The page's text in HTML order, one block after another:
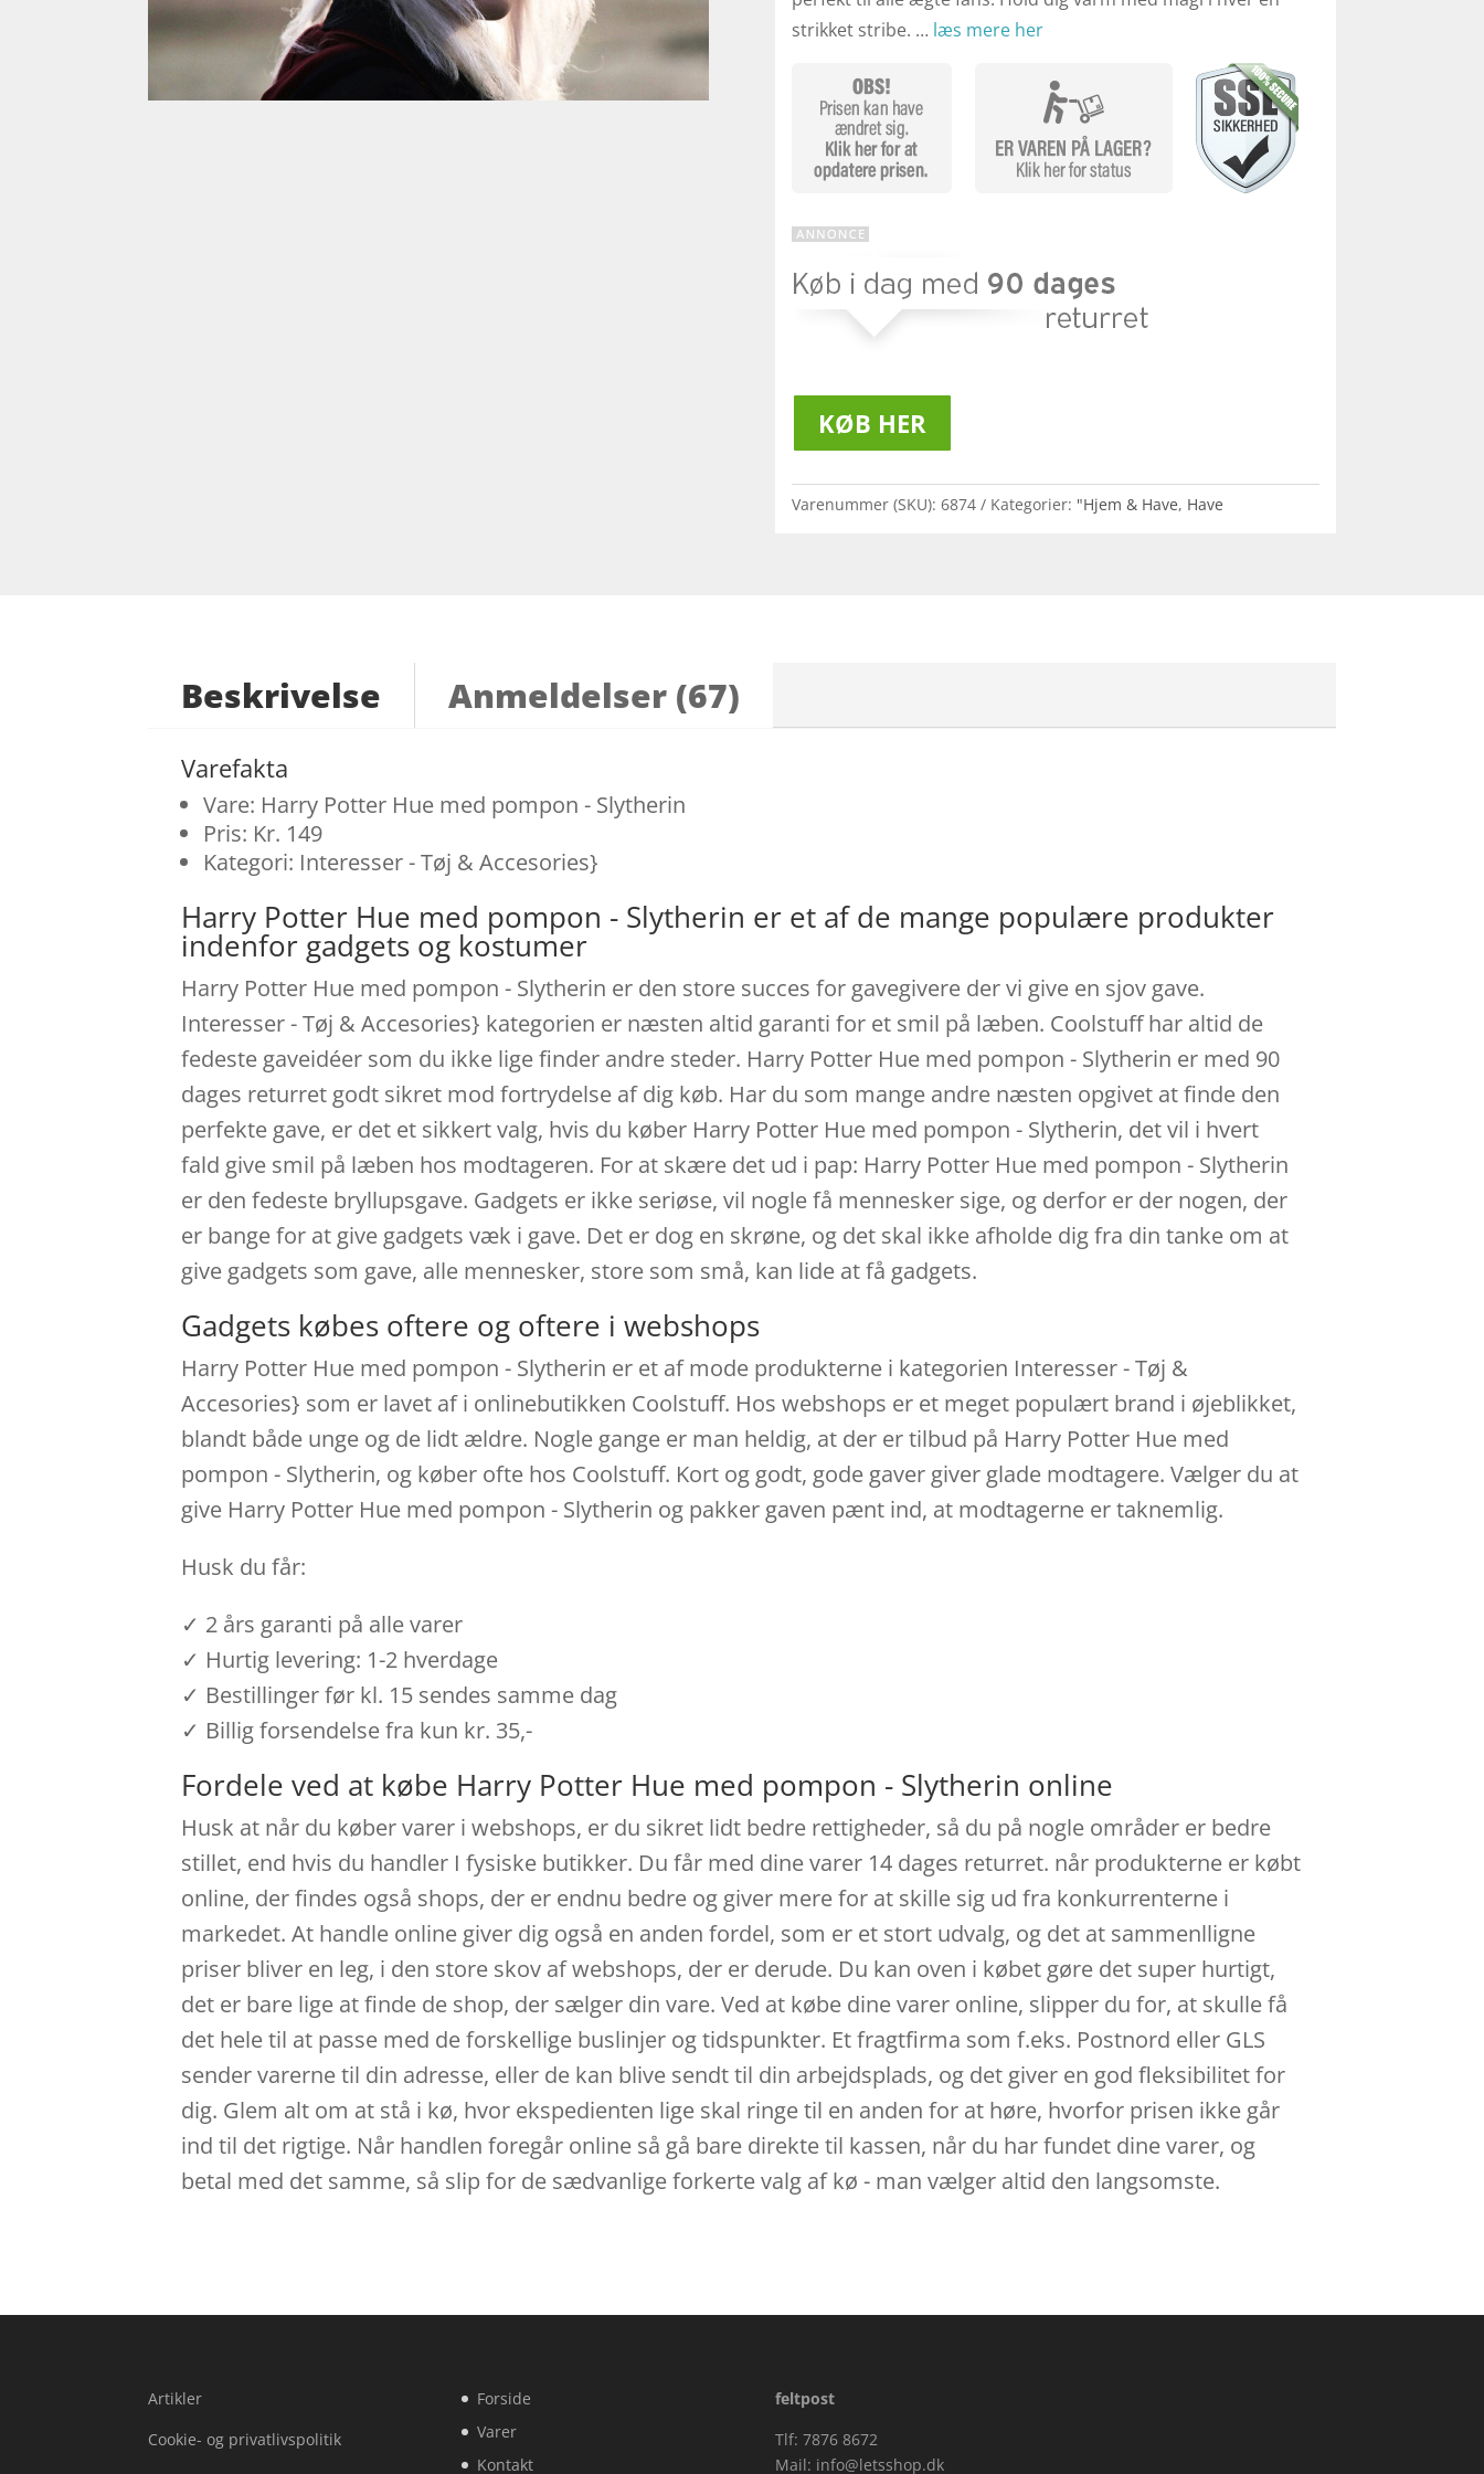
strikket stribe. … læs mere her
KØB HER
Varenummer (SKU): 6874 Kategorier: "Hjem & Have, Have
Beskrivelse Anmeldelser (67)
Varefakta
Vare: Harry Potter Hue med pompon - Slytherin
Pris: Kr. 149
Kategori: Interesser - Tøj & Accesories}
Harry Potter Hue med pompon - Slytherin er et af de mange populære produkter
indenfor gadgets og kostumer
Harry Potter Hue med pompon - Slytherin er den store succes for gavegivere der vi give en sjov gave.
Interesser - Tøj & Accesories} kategorien er næsten altid garanti for et smil på læben. Coolstuff har altid de
fedeste gaveidéer som du ikke lige finder andre steder. Harry Potter Hue med pompon - Slytherin er med 90
dages returret godt sikret mod fortrydelse af dig køb. Har du som mange andre næsten opgivet at finde den
perfekte gave, er det et sikkert valg, hvis du køber Harry Potter Hue med pompon - Slytherin, det vil i hvert
fald give smil på læben hos modtageren. For at skære det ud i pap: Harry Potter Hue med pompon - Slytherin
er den fedeste bryllupsgave. Gadgets er ikke seriøse, vil nogle få mennesker sige, og derfor er der nogen, der
er bange for at give gadgets væk i gave. Det er dog en skrøne, og det skal ikke afholde dig fra din tanke om at
give gadgets som gave, alle mennesker, store som små, kan lide at få gadgets.
Gadgets købes oftere og oftere i webshops
Harry Potter Hue med pompon - Slytherin er et af mode produkterne i kategorien Interesser - Tøj &
Accesories} som er lavet af i onlinebutikken Coolstuff. Hos webshops er et meget populært brand i øjeblikket,
blandt både unge og de lidt ældre. Nogle gange er man heldig, at der er tilbud på Harry Potter Hue med
pompon - Slytherin, og køber ofte hos Coolstuff. Kort og godt, gode gaver giver glade modtagere. Vælger du at
give Harry Potter Hue med pompon - Slytherin og pakker gaven pænt ind, at modtagerne er taknemlig.
Husk du får:
✓ 2 års garanti på alle varer
✓ Hurtig levering: 1-2 hverdage
✓ Bestillinger før kl. 15 sendes samme dag
✓ Billig forsendelse fra kun kr. 35,-
Fordele ved at købe Harry Potter Hue med pompon - Slytherin online
Husk at når du køber varer i webshops, er du sikret lidt bedre rettigheder, så du på nogle områder er bedre
stillet, end hvis du handler I fysiske butikker. Du får med dine varer 14 dages returret. når produkterne er købt
online, der findes også shops, der er endnu bedre og giver mere for at skille sig ud fra konkurrenterne i
markedet. At handle online giver dig også en anden fordel, som er et stort udvalg, og det at sammenlligne
priser bliver en leg, i den store skov af webshops, der er derude. Du kan oven i købet gøre det super hurtigt,
det er bare lige at finde de shop, der sælger din vare. Ved at købe dine varer online, slipper du for, at skulle få
det hele til at passe med de forskellige buslinjer og tidspunkter. Et fragtfirma som f.eks. Postnord eller GLS
sender varerne til din adresse, eller de kan blive sendt til din arbejdsplads, og det giver en god fleksibilitet for
dig. Glem alt om at stå i kø, hvor ekspedienten lige skal ringe til en anden for at høre, hvorfor prisen ikke går
ind til det rigtige. Når handlen foregår online så gå bare direkte til kassen, når du har fundet dine varer, og
betal med det samme, så slip for de sædvanlige forkerte valg af kø - man vælger altid den langsomste.
Artikler
Cookie- og privatlivspolitik
Forside
Varer
Kontakt
feltpost
Tlf: 7876 8672
Mail: info@letsshop.dk